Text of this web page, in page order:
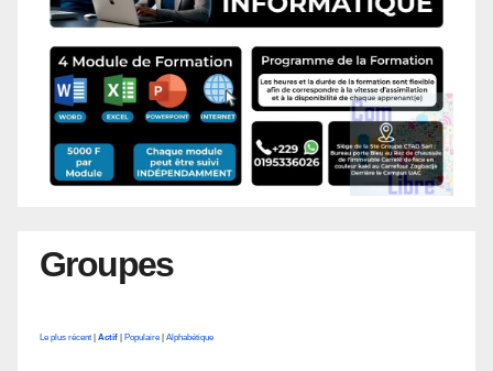
Groupes
Le plus récent Actif Populaire Alphabétique